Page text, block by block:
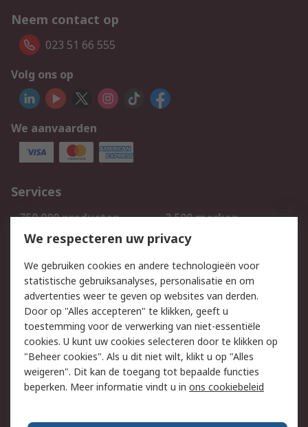
Neem contact op
023 51 66 555
Volg ons op
We aanvaarden
Services
750.000 producten
2.500 merken
Bestellen
Inkoopoplossingen
Track & Trace
Wettelijk
Cookiebeleid
Email veiligheid
Privacybeleid
Websitevoorwaarden
Algemene
verkoopvoorwaarden
We respecteren uw privacy
We gebruiken cookies en andere technologieën voor
statistische gebruiksanalyses, personalisatie en om
advertenties weer te geven op websites van derden.
Door op "Alles accepteren" te klikken, geeft u
toestemming voor de verwerking van niet-essentiële
cookies. U kunt uw cookies selecteren door te klikken op
"Beheer cookies". Als u dit niet wilt, klikt u op "Alles
weigeren". Dit kan de toegang tot bepaalde functies
beperken. Meer informatie vindt u in ons cookiebeleid